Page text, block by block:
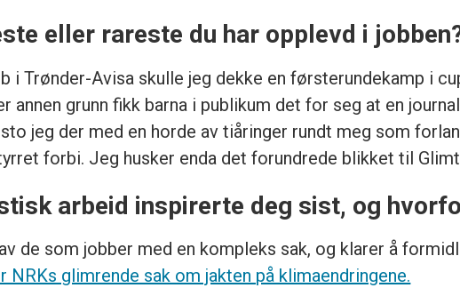
eller rareste du har opplevd i
i Trønder-Avisa skulle jeg dekke en førsterundekamp i
annen grunn fikk barna i publikum det for seg at en
sto jeg der med en horde av tiåringer rundt meg som
forbi. Jeg husker enda det forundrede blikket til
arbeid inspirerte deg sist, og
de som jobber med en kompleks sak, og klarer å
NRKs glimrende sak om jakten på klimaendringene.